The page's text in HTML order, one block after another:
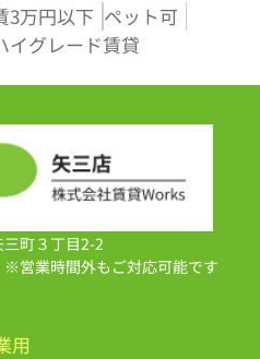
3万円以下 ペット可
イグレード賃貸
町３丁目2-2
営業時間外もご対応可能です
用